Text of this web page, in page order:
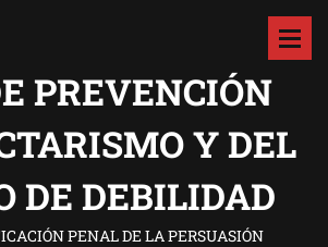
PREVENCIÓN
Y DEL
DE DEBILIDAD
PENAL DE LA PERSUASIÓN